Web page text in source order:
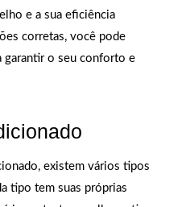
e a sua eficiência
corretas, você pode
garantir o seu conforto e
existem vários tipos
tipo tem suas próprias